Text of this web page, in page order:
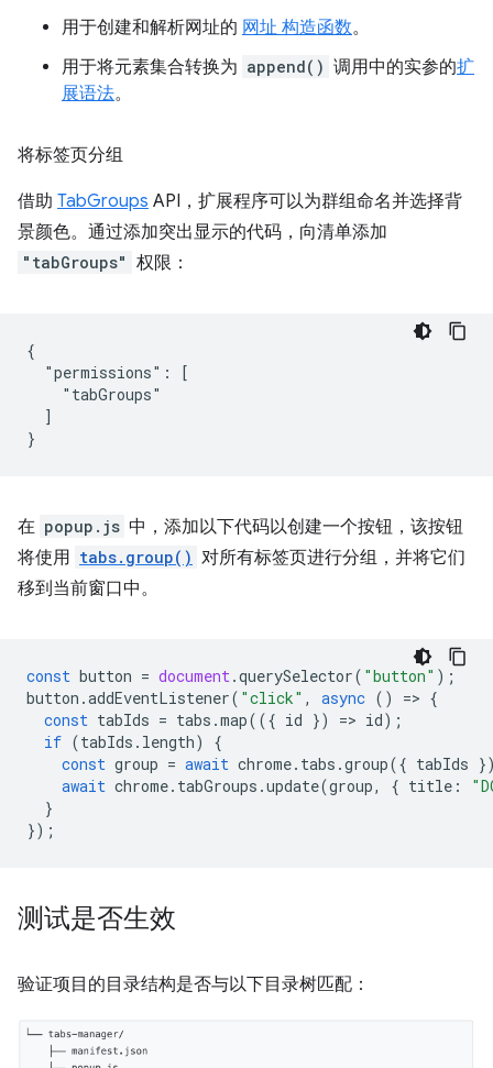
用于创建和解析网址的 网址 构造函数。
用于将元素集合转换为 append() 调用中的实参的扩
展语法。
将标签页分组
借助 TabGroups API，扩展程序可以为群组命名并选择背
景颜色。通过添加突出显示的代码，向清单添加
"tabGroups" 权限：
{
  "permissions": [
    "tabGroups"
  ]
在 popup.js 中，添加以下代码以创建一个按钮，该按钮
将使用 tabs.group() 对所有标签页进行分组，并将它们
移到当前窗口中。
const button = document.querySelector( "button" );
button .addEventListener( "click" , async () => {
const tabIds = tabs .map(({ id }) => id);
if (tabIds . length)
{
const group = await chrome. tabs .group({ tabIds
await chrome. tabGroups .update(group, { title :
}
});
测试是否生效
验证项目的目录结构是否与以下目录树匹配：